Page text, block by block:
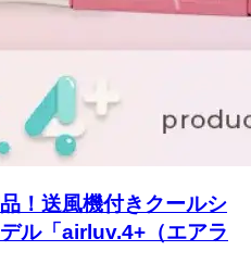
！送風機付きクールシ
ル「airluv.4+（エアラ